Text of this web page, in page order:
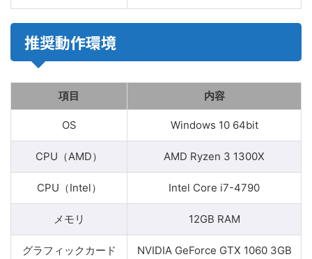
推奨動作環境
項目 内容
OS Windows 10 64bit
CPU（AMD） AMD Ryzen 3 1300X
CPU（Intel） Intel Core i7-4790
メモリ 12GB RAM
グラフィックカード
NVIDIA GeForce GTX 1060 3GB